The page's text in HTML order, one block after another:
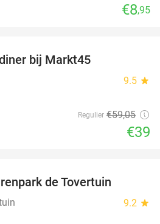
€8,95
bij Markt45
9.5 star
Regulier €59,05
€39
de Tovertuin
9.2 star